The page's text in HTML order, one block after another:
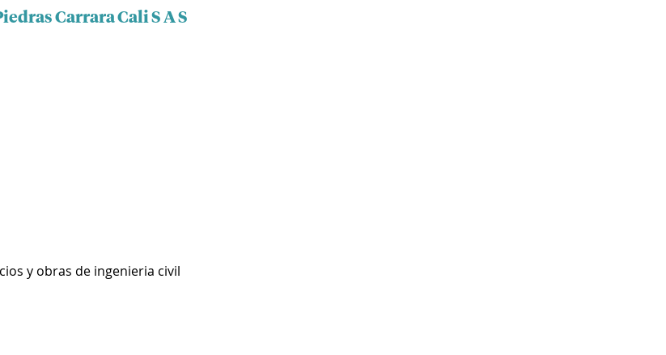
Carrara Cali S A S
y obras de ingenieria civil